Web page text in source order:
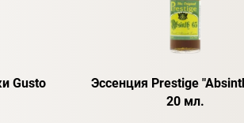
Gusto
Эссенция Prestige
20 мл.